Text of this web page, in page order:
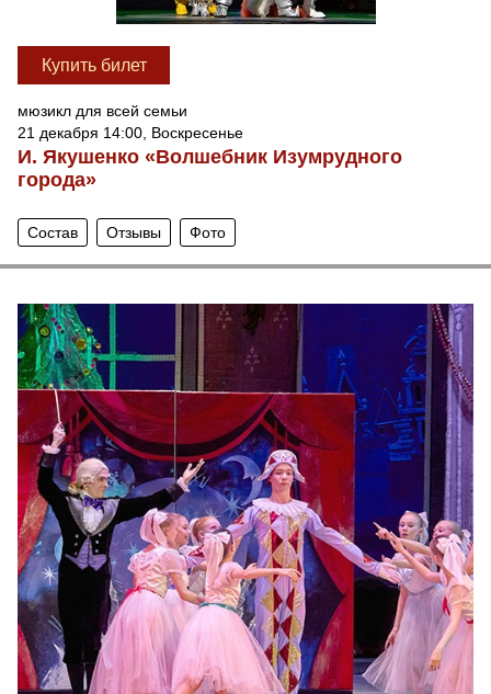
Купить билет
мюзикл для всей семьи
21 декабря 14:00, Воскресенье
И. Якушенко «Волшебник Изумрудного
города»
Состав Отзывы Фото